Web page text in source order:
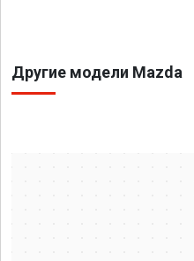
Другие модели Mazda